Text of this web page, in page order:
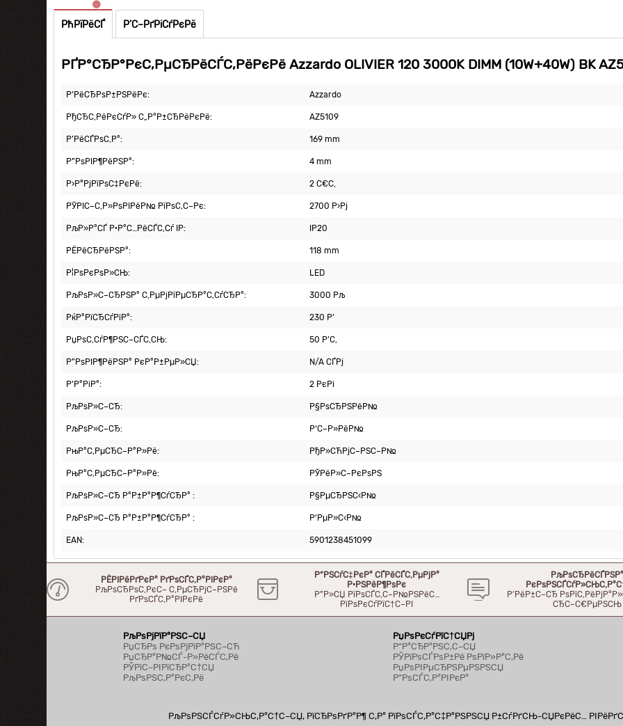
РћРїРёСЃ Р’С–РґРіСѓРєРё
РҐР°СЂР°РєС‚РµСЂРёСЃС‚РёРєРё Azzardo OLIVIER 120 3000K DIMM (10W+40W) BK
Р’РёСЂРѕР±РЅРёРє: Azzardo
РђСЂС‚РёРєСѓР» С„Р°Р±СЂРёРєРё: AZ5109
Р’РёСЃРѕС‚Р°: 169 mm
Р”РѕРІР¶РёРЅР°: 4 mm
Р›Р°РјРїРѕС‡РєРё: 2 С€С‚
РЎРІС–С‚Р»РѕРІРёР№ РїРѕС‚С–Рє: 2700 Р›Рј
РљР»Р°СЃ Р·Р°С…РёСЃС‚Сѓ IP: IP20
РЁРёСЂРёРЅР°: 118 mm
Р¦РѕРєРѕР»СЊ: LED
РљРѕР»С–СЂРЅР° С‚РµРјРїРµСЂР°С‚СѓСЂР°: 3000 Рљ
РќР°РїСЂСѓРіР°: 230 Р’
РџРѕС‚СѓР¶РЅС–СЃС‚СЊ: 50 Р’С‚
Р”РѕРІР¶РёРЅР° РєР°Р±РµР»СЏ: N/A СЃРј
Р’Р°РіР°: 2 РєРі
РљРѕР»С–СЂ: Р§РѕСЂРЅРёР№
РљРѕР»С–СЂ: Р‘С–Р»РёР№
РњР°С‚РµСЂС–Р°Р»Рё: РђР»СЋРјС–РЅС–Р№
РњР°С‚РµСЂС–Р°Р»Рё: РЎРёР»С–РєРѕРЅ
РљРѕР»С–СЂ Р°Р±Р°Р¶СѓСЂР° : Р§РµСЂРЅС‹Р№
РљРѕР»С–СЂ Р°Р±Р°Р¶СѓСЂР° : Р‘РµР»С‹Р№
EAN: 5901238451099
РЁРІРёРґРєР° РґРѕСЃС‚Р°РІРєР°
РљРѕСЂРѕС‚РєС– С‚РµСЂРјС–РЅРё
РґРѕСЃС‚Р°РІРєРё
Р“РЅСѓС‡РєР° СЃРёСЃС‚РµРјР°
Р·РЅРёР¶РѕРє
Р”Р»СЏ РїРѕСЃС‚С–Р№РЅРёС…
РїРѕРєСѓРїС†С–РІ
РљРѕСЂРёСЃРЅР°
Р’РёР±С–СЂ
СЂС–С€РµРЅСЊ
РљРѕРјРїР°РЅС–СЏ
РџСЂРѕ РєРѕРјРїР°РЅС–СЋ
РџСЂР°Р№СЃ-Р»РёСЃС‚Рё
РЎРїС–РІРїСЂР°С†СЏ
РљРѕРЅС‚Р°РєС‚Рё
РџРѕРєСѓРїС†СЏРј
Р“Р°СЂР°РЅС‚С–СЏ
РЎРїРѕСЃРѕР±Рё РѕРїР»Р°С‚Рё
РџРѕРІРµСЂРЅРµРЅРЅСЏ
Р”РѕСЃС‚Р°РІРєР°
РљРѕРЅСЃСѓР»СЊС‚Р°С†С–СЏ, РїСЂРѕРґР°Р¶ С‚Р° РїРѕСЃС‚Р°С‡Р°РЅРЅСЏ Р±СѓРґСЊ-СЏРєРёС…